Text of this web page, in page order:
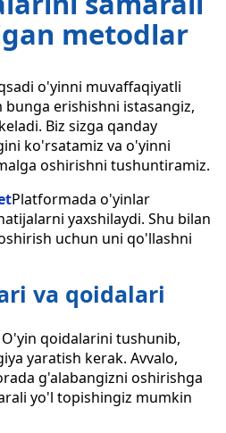
metodlar
o'yinni muvaffaqiyatli
bunga erishishni istasangiz,
Biz sizga qanday
ko'rsatamiz va o'yinni
oshirishni tushuntiramiz.
Platformada o'yinlar
yaxshilaydi. Shu bilan
uchun uni qo'llashni
va qoidalari
qoidalarini tushunib,
yaratish kerak. Avvalo,
g'alabangizni oshirishga
yo'l topishingiz mumkin